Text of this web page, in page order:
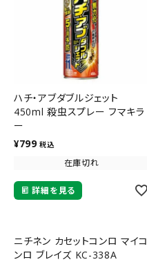
ハチ・アブダブルジェット
450ml 殺虫スプレー フマキラ
ー
¥799 税込
在庫切れ
詳細を見る
ニチネン カセットコンロ マイコ
ンロ ブレイズ KC-338A